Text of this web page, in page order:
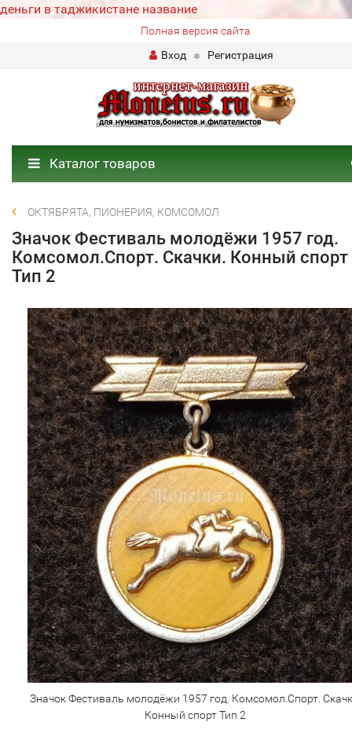
деньги в таджикистане название
Полная версия сайта
Вход
Регистрация
Каталог товаров
ОКТЯБРЯТА, ПИОНЕРИЯ, КОМСОМОЛ
Значок Фестиваль молодёжи 1957 год.
Комсомол.Спорт. Скачки. Конный спорт
Тип 2
Значок Фестиваль молодёжи 1957 год. Комсомол.Спорт.
Конный спорт Тип 2